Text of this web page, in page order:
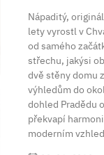
Nápaditý,
lety vyrostl v
od samého
střechu, jakýsi
dvě stěny domu
výhledům do
dohled Pradědu
překvapí
moderním